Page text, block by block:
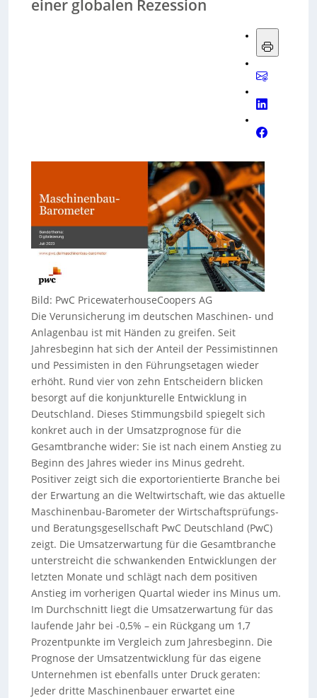
einer globalen Rezession
Bild: PwC PricewaterhouseCoopers AG
Die Verunsicherung im deutschen Maschinen- und
Anlagenbau ist mit Händen zu greifen. Seit
Jahresbeginn hat sich der Anteil der Pessimistinnen
und Pessimisten in den Führungsetagen wieder
erhöht. Rund vier von zehn Entscheidern blicken
besorgt auf die konjunkturelle Entwicklung in
Deutschland. Dieses Stimmungsbild spiegelt sich
konkret auch in der Umsatzprognose für die
Gesamtbranche wider: Sie ist nach einem Anstieg zu
Beginn des Jahres wieder ins Minus gedreht.
Positiver zeigt sich die exportorientierte Branche bei
der Erwartung an die Weltwirtschaft, wie das aktuelle
Maschinenbau-Barometer der Wirtschaftsprüfungs-
und Beratungsgesellschaft PwC Deutschland (PwC)
zeigt. Die Umsatzerwartung für die Gesamtbranche
unterstreicht die schwankenden Entwicklungen der
letzten Monate und schlägt nach dem positiven
Anstieg im vorherigen Quartal wieder ins Minus um.
Im Durchschnitt liegt die Umsatzerwartung für das
laufende Jahr bei -0,5% – ein Rückgang um 1,7
Prozentpunkte im Vergleich zum Jahresbeginn. Die
Prognose der Umsatzentwicklung für das eigene
Unternehmen ist ebenfalls unter Druck geraten:
Jeder dritte Maschinenbauer erwartet eine